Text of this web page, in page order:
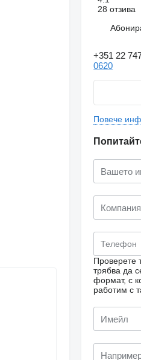
28 отзива
+351 22
0620
Повече
Проверете
трябва да
формат, с
работим с